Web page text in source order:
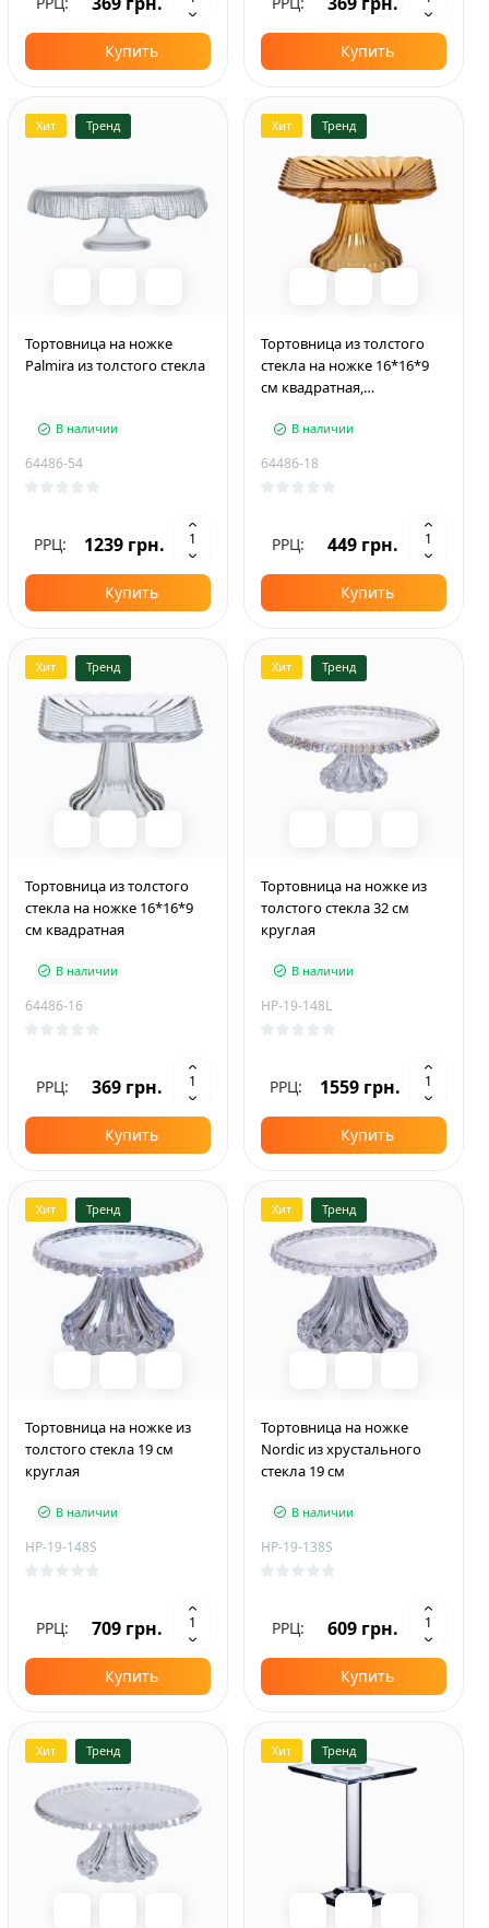
Купить Купить
Хит Тренд
Тортовница на ножке
Palmira из толстого стекла
В наличии
64486-54
РРЦ: 1239 грн.
Купить
Хит Тренд
Тортовница из толстого
стекла на ножке 16*16*9
см квадратная,
В наличии
64486-18
РРЦ: 449 грн.
Купить
Хит Тренд
Тортовница из толстого
стекла на ножке 16*16*9
см квадратная
В наличии
64486-16
РРЦ: 369 грн.
Купить
Хит Тренд
Тортовница на ножке из
толстого стекла 32 см
круглая
В наличии
HP-19-148L
РРЦ: 1559 грн.
Купить
Хит Тренд
Тортовница на ножке из
толстого стекла 19 см
круглая
В наличии
HP-19-148S
РРЦ: 709 грн.
Купить
Хит Тренд
Тортовница на ножке
Nordic из хрустального
стекла 19 см
В наличии
HP-19-138S
РРЦ: 609 грн.
Купить
Хит Тренд Хит Тренд